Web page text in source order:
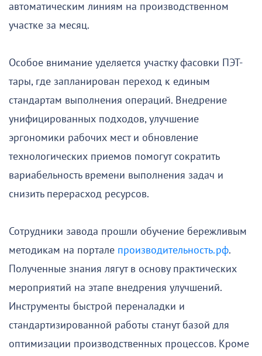
автоматическим линиям на производственном
участке за месяц.
Особое внимание уделяется участку фасовки ПЭТ-
тары, где запланирован переход к единым
стандартам выполнения операций. Внедрение
унифицированных подходов, улучшение
эргономики рабочих мест и обновление
технологических приемов помогут сократить
вариабельность времени выполнения задач и
снизить перерасход ресурсов.
Сотрудники завода прошли обучение бережливым
методикам на портале производительность.рф.
Полученные знания лягут в основу практических
мероприятий на этапе внедрения улучшений.
Инструменты быстрой переналадки и
стандартизированной работы станут базой для
оптимизации производственных процессов. Кроме